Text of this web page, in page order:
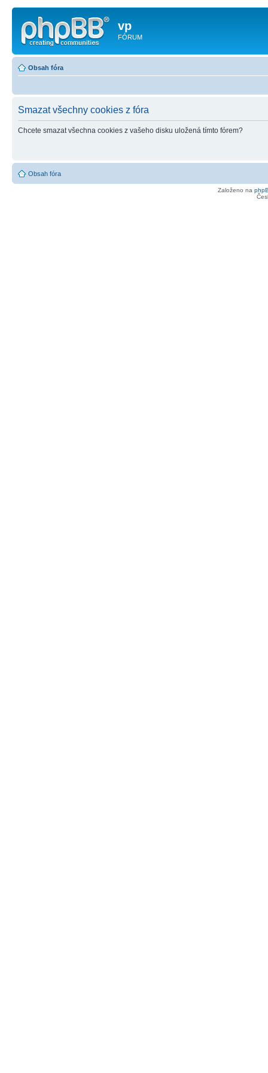
vp
FÓRUM
Obsah fóra
Smazat všechny cookies z fóra
Chcete smazat všechna cookies z vašeho disku uložená tímto fórem?
Obsah fóra
Založeno na